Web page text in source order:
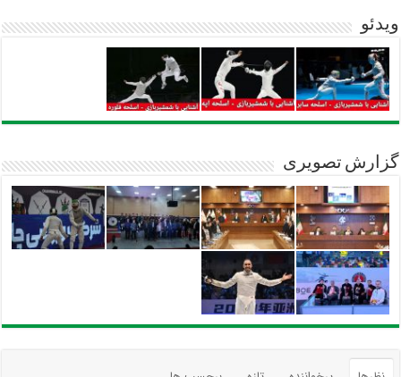
ویدئو
گزارش تصویری